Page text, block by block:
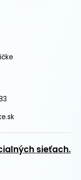
sieťach.